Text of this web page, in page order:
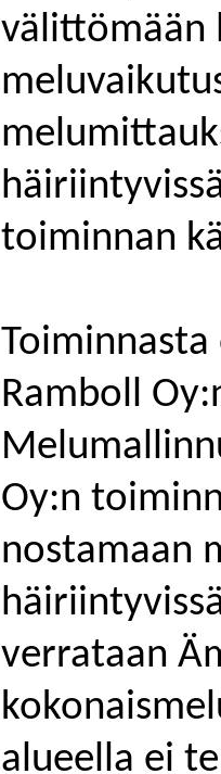
välittömään
me
toiminnan
Ramboll
Oy:n
nostamaan
verrataan
alueella ei